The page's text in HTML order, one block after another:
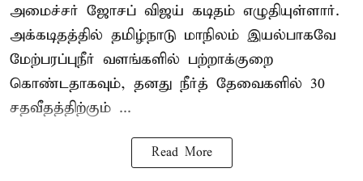
அமைச்சர் ஜோசப் விஜய் கடிதம் எழுதியுள்ளார்.
அக்கடிதத்தில் தமிழ்நாடு மாநிலம் இயல்பாகவே
மேற்பரப்புநீர் வளங்களில் பற்றாக்குறை
கொண்டதாகவும், தனது நீர்த் தேவைகளில் 30
சதவீதத்திற்கும் ...
Read More